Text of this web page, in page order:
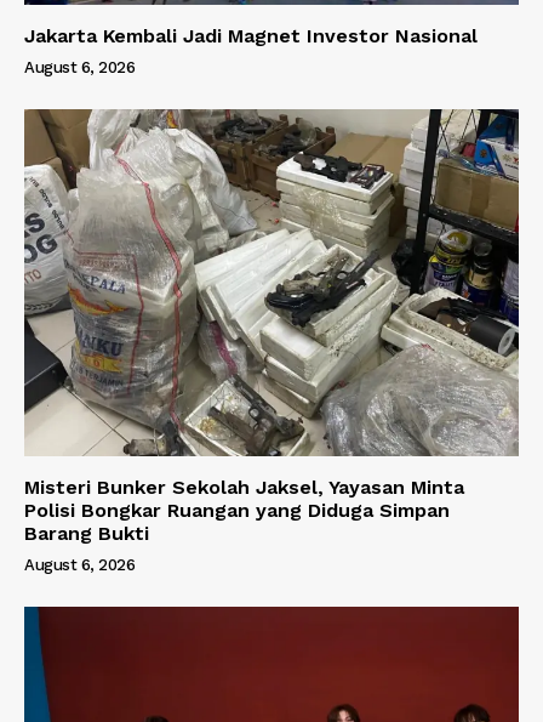
Jakarta Kembali Jadi Magnet Investor Nasional
August 6, 2026
Misteri Bunker Sekolah Jaksel, Yayasan Minta
Polisi Bongkar Ruangan yang Diduga Simpan
Barang Bukti
August 6, 2026